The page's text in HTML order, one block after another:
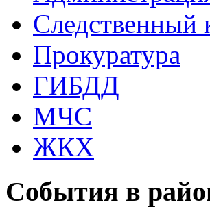
Следственный
Прокуратура
ГИБДД
МЧС
ЖКХ
События в